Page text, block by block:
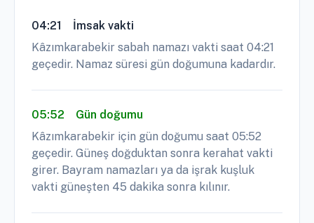
04:21
İmsak vakti
Kâzımkarabekir sabah namazı vakti saat 04:21
geçedir. Namaz süresi gün doğumuna kadardır.
05:52
Gün doğumu
Kâzımkarabekir için gün doğumu saat 05:52
geçedir. Güneş doğduktan sonra kerahat vakti
girer. Bayram namazları ya da işrak kuşluk
vakti güneşten 45 dakika sonra kılınır.